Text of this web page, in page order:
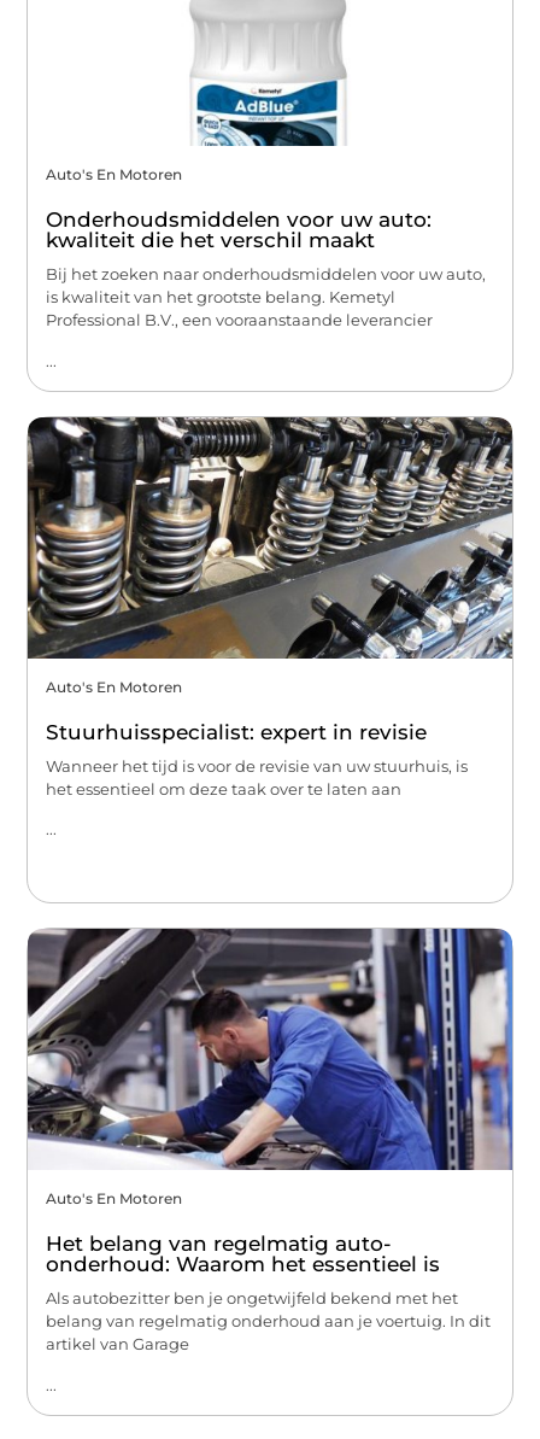
Auto's En Motoren
Onderhoudsmiddelen voor uw auto:
kwaliteit die het verschil maakt
Bij het zoeken naar onderhoudsmiddelen voor uw auto,
is kwaliteit van het grootste belang. Kemetyl
Professional B.V., een vooraanstaande leverancier
...
Auto's En Motoren
Stuurhuisspecialist: expert in revisie
Wanneer het tijd is voor de revisie van uw stuurhuis, is
het essentieel om deze taak over te laten aan
...
Auto's En Motoren
Het belang van regelmatig auto-
onderhoud: Waarom het essentieel is
Als autobezitter ben je ongetwijfeld bekend met het
belang van regelmatig onderhoud aan je voertuig. In dit
artikel van Garage
...